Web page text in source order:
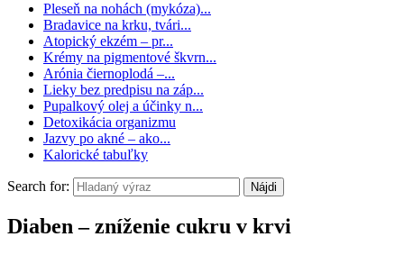
Pleseň na nohách (mykóza)...
Bradavice na krku, tvári...
Atopický ekzém – pr...
Krémy na pigmentové škvrn...
Arónia čiernoplodá –...
Lieky bez predpisu na záp...
Pupalkový olej a účinky n...
Detoxikácia organizmu
Jazvy po akné – ako...
Kalorické tabuľky
Search for:
Diaben – zníženie cukru v krvi